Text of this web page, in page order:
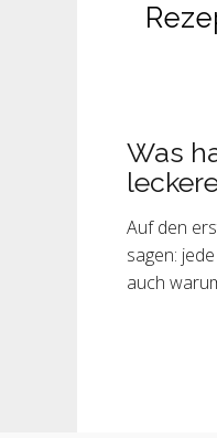
Was
Auf den
sagen:
auch